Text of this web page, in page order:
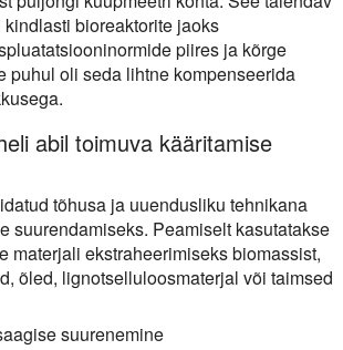
bioreaktorite jaoks
piires ja kõrge
puhul oli seda lihtne kompenseerida
abil toimuva kääritamise
tõhusa ja uuendusliku tehnikana
suurendamiseks. Peamiselt kasutatakse
materjali ekstraheerimiseks biomassist,
õled, lignotselluloosmaterjal või taimsed
suurenemine